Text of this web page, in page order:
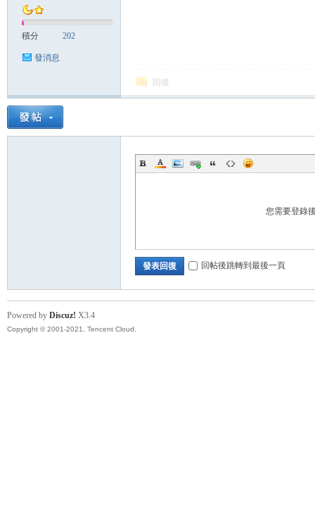
積分 202
發消息
回復
您需要登錄
發表回復 回帖後跳轉到最後一頁
Powered by Discuz! X3.4
Copyright © 2001-2021, Tencent Cloud.